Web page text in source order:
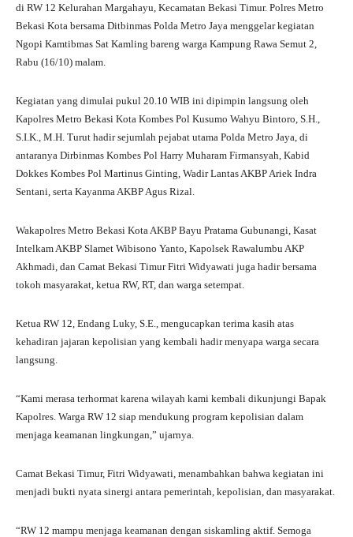
A
pp
a
m
ok r
di RW 12 Kelurahan Margahayu, Kecamatan Bekasi Timur. Polres Metro
Bekasi Kota bersama Ditbinmas Polda Metro Jaya menggelar kegiatan
Ngopi Kamtibmas Sat Kamling bareng warga Kampung Rawa Semut 2,
Rabu (16/10) malam.
Kegiatan yang dimulai pukul 20.10 WIB ini dipimpin langsung oleh
Kapolres Metro Bekasi Kota Kombes Pol Kusumo Wahyu Bintoro, S.H.,
S.I.K., M.H. Turut hadir sejumlah pejabat utama Polda Metro Jaya, di
antaranya Dirbinmas Kombes Pol Harry Muharam Firmansyah, Kabid
Dokkes Kombes Pol Martinus Ginting, Wadir Lantas AKBP Ariek Indra
Sentani, serta Kayanma AKBP Agus Rizal.
Wakapolres Metro Bekasi Kota AKBP Bayu Pratama Gubunangi, Kasat
Intelkam AKBP Slamet Wibisono Yanto, Kapolsek Rawalumbu AKP
Akhmadi, dan Camat Bekasi Timur Fitri Widyawati juga hadir bersama
tokoh masyarakat, ketua RW, RT, dan warga setempat.
Ketua RW 12, Endang Luky, S.E., mengucapkan terima kasih atas
kehadiran jajaran kepolisian yang kembali hadir menyapa warga secara
langsung.
“Kami merasa terhormat karena wilayah kami kembali dikunjungi Bapak
Kapolres. Warga RW 12 siap mendukung program kepolisian dalam
menjaga keamanan lingkungan,” ujarnya.
Camat Bekasi Timur, Fitri Widyawati, menambahkan bahwa kegiatan ini
menjadi bukti nyata sinergi antara pemerintah, kepolisian, dan masyarakat.
“RW 12 mampu menjaga keamanan dengan siskamling aktif. Semoga